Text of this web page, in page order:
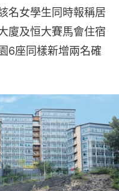
名女學生同時報稱居
廈及恒大賽馬會住宿
6座同樣新增兩名確